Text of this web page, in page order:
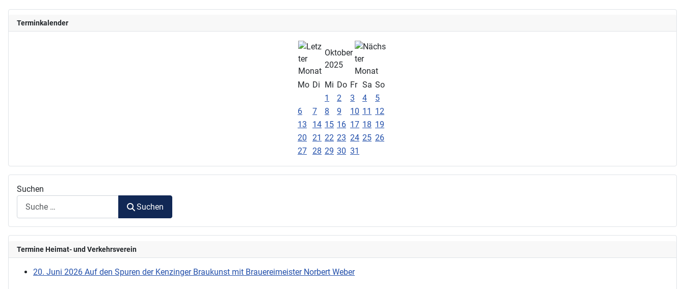
Terminkalender
Oktober
2025
Mo Di Mi Do Fr Sa So
1
2 3 4
5
6
7 8 9 10 11
12
13
14 15 16 17 18 19
20
21 22 23 24 25 26
27 28 29 30 31
Suchen
Suchen
Termine Heimat- und Verkehrsverein
20. Juni 2026 Auf den Spuren der Kenzinger Braukunst mit Brauereimeister Norbert Weber